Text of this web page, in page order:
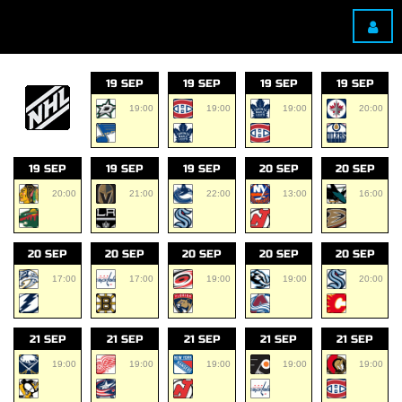
19 SEP
19:00
19 SEP
19:00
19 SEP
19:00
19 SEP
20:00
19 SEP
20:00
19 SEP
21:00
19 SEP
22:00
20 SEP
13:00
20 SEP
16:00
20 SEP
17:00
20 SEP
17:00
20 SEP
19:00
20 SEP
19:00
20 SEP
20:00
21 SEP
19:00
21 SEP
19:00
21 SEP
19:00
21 SEP
19:00
21 SEP
19:00